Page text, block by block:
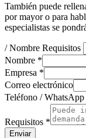
También puede
por mayor o para
especialistas se
/ Nombre Requisitos
Nombre *
Empresa *
Correo electrónico
Teléfono / WhatsApp
Requisitos *
Enviar